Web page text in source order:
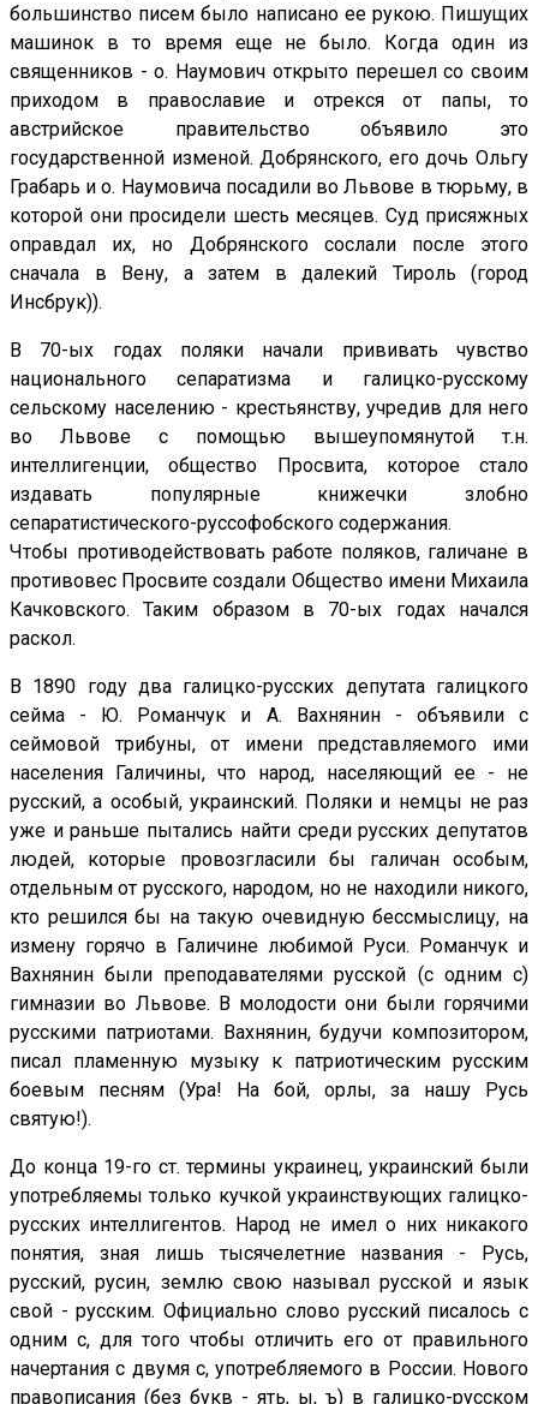
большинство писем было написано ее рукою. Пишущих
машинок в то время еще не было. Когда один из
священников - о. Наумович открыто перешел со своим
приходом в православие и отрекся от папы, то
австрийское правительство объявило это
государственной изменой. Добрянского, его дочь Ольгу
Грабарь и о. Наумовича посадили во Львове в тюрьму, в
которой они просидели шесть месяцев. Суд присяжных
оправдал их, но Добрянского сослали после этого
сначала в Вену, а затем в далекий Тироль (город
Инсбрук)).
В 70-ых годах поляки начали прививать чувство
национального сепаратизма и галицко-русскому
сельскому населению - крестьянству, учредив для него
во Львове с помощью вышеупомянутой т.н.
интеллигенции, общество Просвита, которое стало
издавать популярные книжечки злобно
сепаратистического-руссофобского содержания.
Чтобы противодействовать работе поляков, галичане в
противовес Просвите создали Общество имени Михаила
Качковского. Таким образом в 70-ых годах начался
раскол.
В 1890 году два галицко-русских депутата галицкого
сейма - Ю. Романчук и А. Вахнянин - объявили с
сеймовой трибуны, от имени представляемого ими
населения Галичины, что народ, населяющий ее - не
русский, а особый, украинский. Поляки и немцы не раз
уже и раньше пытались найти среди русских депутатов
людей, которые провозгласили бы галичан особым,
отдельным от русского, народом, но не находили никого,
кто решился бы на такую очевидную бессмыслицу, на
измену горячо в Галичине любимой Руси. Романчук и
Вахнянин были преподавателями русской (с одним с)
гимназии во Львове. В молодости они были горячими
русскими патриотами. Вахнянин, будучи композитором,
писал пламенную музыку к патриотическим русским
боевым песням (Ура! На бой, орлы, за нашу Русь
святую!).
До конца 19-го ст. термины украинец, украинский были
употребляемы только кучкой украинствующих галицко-
русских интеллигентов. Народ не имел о них никакого
понятия, зная лишь тысячелетние названия - Русь,
русский, русин, землю свою называл русской и язык
свой - русским. Официально слово русский писалось с
одним с, для того чтобы отличить его от правильного
начертания с двумя с, употребляемого в России. Нового
правописания (без букв - ять, ы, ъ) в галицко-русском